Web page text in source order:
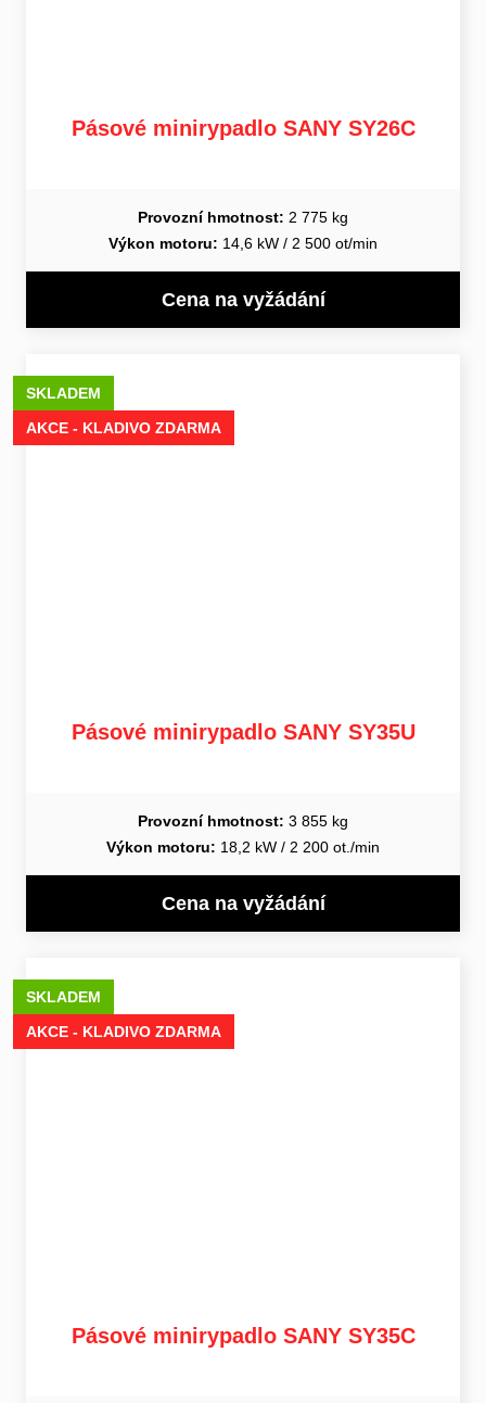
Pásové minirypadlo SANY SY26C
Provozní hmotnost: 2 775 kg
Výkon motoru: 14,6 kW / 2 500 ot/min
Cena na vyžádání
SKLADEM
AKCE - KLADIVO ZDARMA
Pásové minirypadlo SANY SY35U
Provozní hmotnost: 3 855 kg
Výkon motoru: 18,2 kW / 2 200 ot./min
Cena na vyžádání
SKLADEM
AKCE - KLADIVO ZDARMA
Pásové minirypadlo SANY SY35C